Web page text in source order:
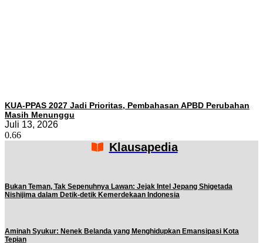
KUA-PPAS 2027 Jadi Prioritas, Pembahasan APBD Perubahan
Masih Menunggu
Juli 13, 2026
Klausapedia
Bukan Teman, Tak Sepenuhnya Lawan: Jejak Intel Jepang Shigetada
Nishijima dalam Detik-detik Kemerdekaan Indonesia
Aminah Syukur: Nenek Belanda yang Menghidupkan Emansipasi Kota
Tepian